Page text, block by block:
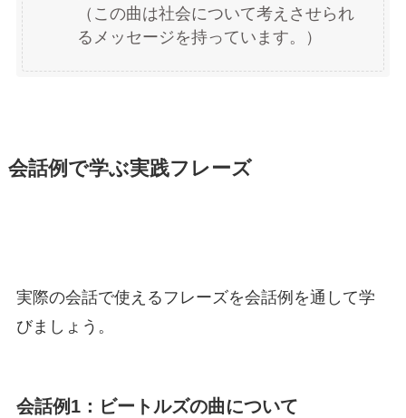
（この曲は社会について考えさせられ
るメッセージを持っています。）
会話例で学ぶ実践フレーズ
実際の会話で使えるフレーズを会話例を通して学
びましょう。
会話例1：ビートルズの曲について